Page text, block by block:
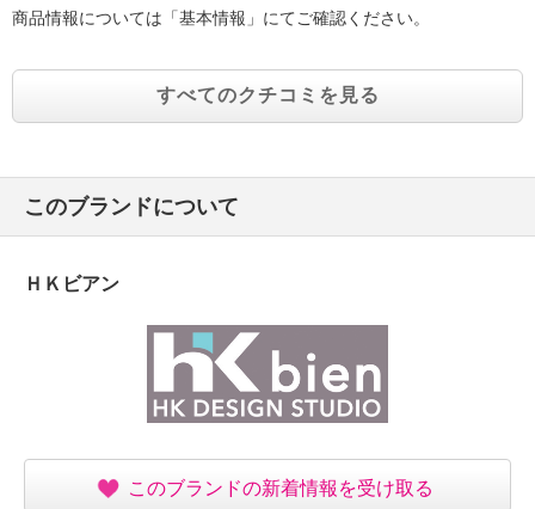
商品情報については「基本情報」にてご確認ください。
すべてのクチコミを見る
このブランドについて
ＨＫビアン
このブランドの新着情報を受け取る